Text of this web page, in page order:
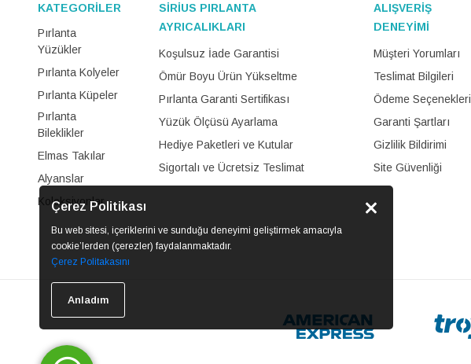
Çerez Politikası
Bu web sitesi, içeriklerini ve sunduğu deneyimi geliştirmek amacıyla
cookie’lerden (çerezler) faydalanmaktadır.
Çerez Politakasını
Anladım
KATEGORİLER
Pırlanta
Yüzükler
Pırlanta Kolyeler
Pırlanta Küpeler
Pırlanta
Bileklikler
Elmas Takılar
Alyanslar
Koleksiyonlar
SİRİUS PIRLANTA
AYRICALIKLARI
Koşulsuz İade Garantisi
Ömür Boyu Ürün Yükseltme
Pırlanta Garanti Sertifikası
Yüzük Ölçüsü Ayarlama
Hediye Paketleri ve Kutular
Sigortalı ve Ücretsiz Teslimat
ALIŞVERİŞ
DENEYİMİ
Müşteri Yorumları
Teslimat Bilgileri
Ödeme Seçenekleri
Garanti Şartları
Gizlilik Bildirimi
Site Güvenliği